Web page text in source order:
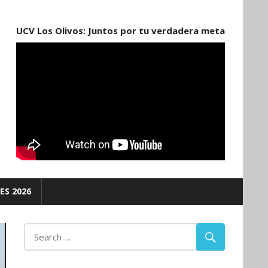
UCV Los Olivos: Juntos por tu verdadera meta
2026